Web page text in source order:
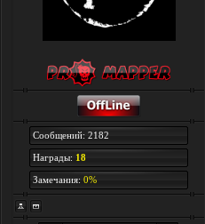
Сообщений: 2182
Награды: 18
Замечания: 0%